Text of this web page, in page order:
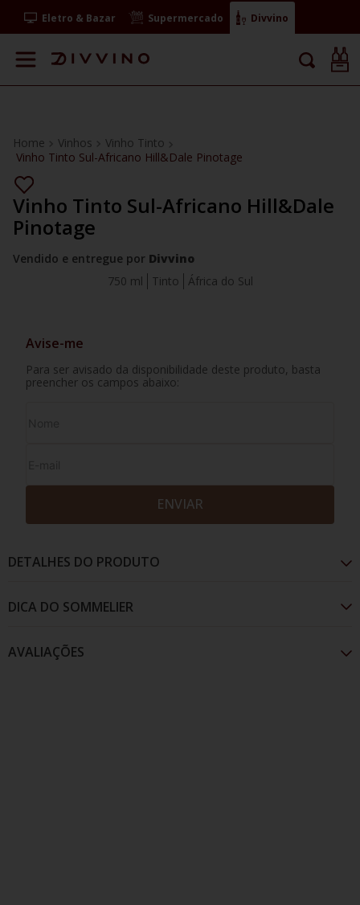
Eletro & Bazar Supermercado Divvino
Vinhos
Vinho Tinto
Vinho Tinto Sul-Africano Hill&Dale Pinotage
Vinho Tinto Sul-Africano Hill&Dale
Pinotage
Vendido e entregue por Divvino
Tinto
África do Sul
750 ml
Avise-me
Para ser avisado da disponibilidade deste produto, basta
preencher os campos abaixo:
ENVIAR
DETALHES DO PRODUTO
Apresenta líquido na cor vermelha com bordas
AVALIAÇÕES